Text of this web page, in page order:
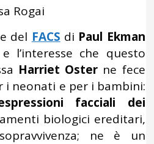
Rogai
del FACS di Paul Ekman
e l’interesse che questo
Harriet Oster ne fece
neonati e per i bambini:
facciali dei
biologici ereditari,
ne è un